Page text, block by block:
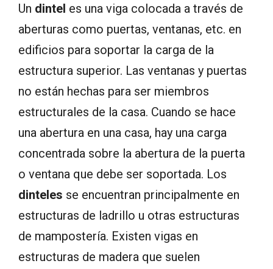
Un dintel es una viga colocada a través de
aberturas como puertas, ventanas, etc. en
edificios para soportar la carga de la
estructura superior. Las ventanas y puertas
no están hechas para ser miembros
estructurales de la casa. Cuando se hace
una abertura en una casa, hay una carga
concentrada sobre la abertura de la puerta
o ventana que debe ser soportada. Los
dinteles se encuentran principalmente en
estructuras de ladrillo u otras estructuras
de mampostería. Existen vigas en
estructuras de madera que suelen